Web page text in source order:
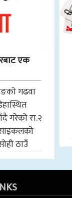
एक
गढवा
गरेको रा.२
ठाउँ